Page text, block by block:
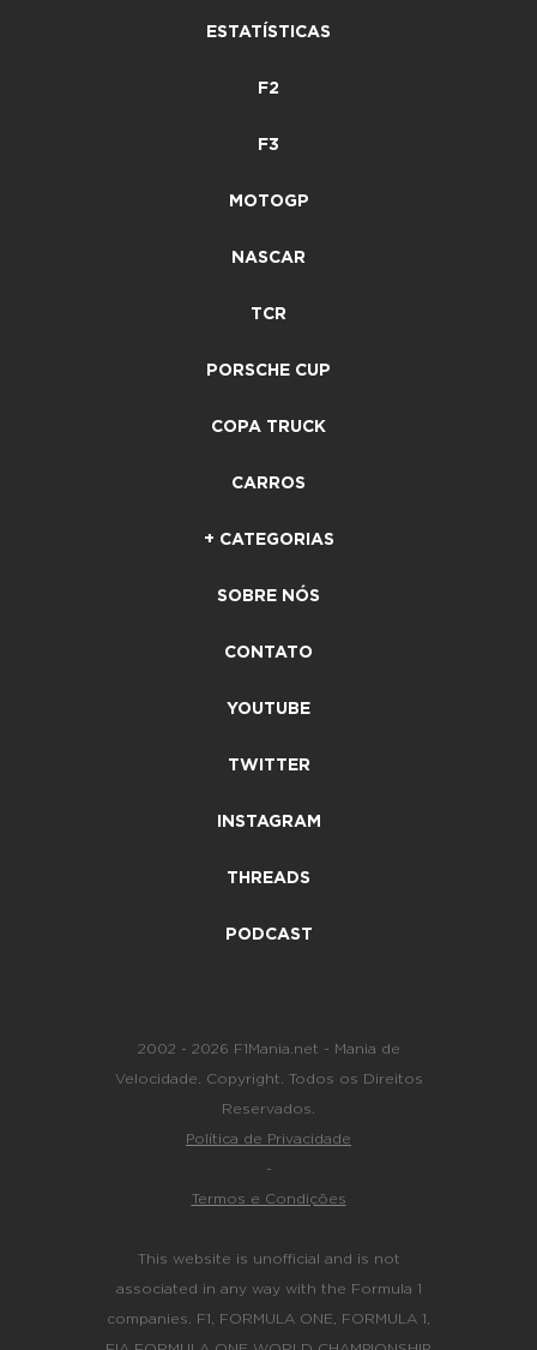
ESTATÍSTICAS
F2
F3
MOTOGP
NASCAR
TCR
PORSCHE CUP
COPA TRUCK
CARROS
+ CATEGORIAS
SOBRE NÓS
CONTATO
YOUTUBE
TWITTER
INSTAGRAM
THREADS
PODCAST
2002 - 2026 F1Mania.net - Mania de
Velocidade. Copyright. Todos os Direitos
Reservados.
Política de Privacidade
-
Termos e Condições
This website is unofficial and is not
associated in any way with the Formula 1
companies. F1, FORMULA ONE, FORMULA 1,